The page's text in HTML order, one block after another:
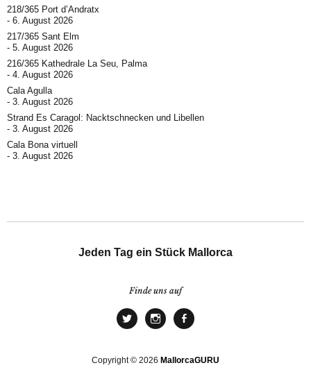
218/365 Port d’Andratx
6. August 2026
217/365 Sant Elm
5. August 2026
216/365 Kathedrale La Seu, Palma
4. August 2026
Cala Agulla
3. August 2026
Strand Es Caragol: Nacktschnecken und Libellen
3. August 2026
Cala Bona virtuell
3. August 2026
Jeden Tag ein Stück Mallorca
Finde uns auf
Copyright © 2026 MallorcaGURU